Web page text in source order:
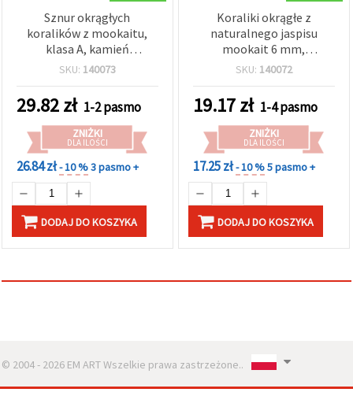
Sznur okrągłych
koralików z mookaitu,
klasa A, kamień
półszlachetny, 8 mm, ok.
SKU: 140073
29.82zł 1-2 pasmo
ZNIŻKI
DLA ILOŚCI
26.84 zł- 10 %3 pasmo +
DODAJ DO KOSZYKA
Koraliki okrągłe z
naturalnego jaspisu
mookait 6 mm,
polerowane, miks
A – sznur ok. 58 szt., do
wyrobu biżuterii,
beadingu i rękodzieła
SKU: 140072
19.17zł 1-4 pasmo
ZNIŻKI
DLA ILOŚCI
17.25 zł- 10 %5 pasmo +
DODAJ DO KOSZYKA
© 2004 - 2026 EM ART Wszelkie prawa zastrzeżone..